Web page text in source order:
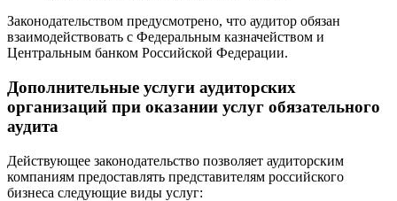
Законодательством предусмотрено, что аудитор обязан
взаимодействовать с Федеральным казначейством и
Центральным банком Российской Федерации.
Дополнительные услуги аудиторских
организаций при оказании услуг обязательного
аудита
Действующее законодательство позволяет аудиторским
компаниям предоставлять представителям российского
бизнеса следующие виды услуг: